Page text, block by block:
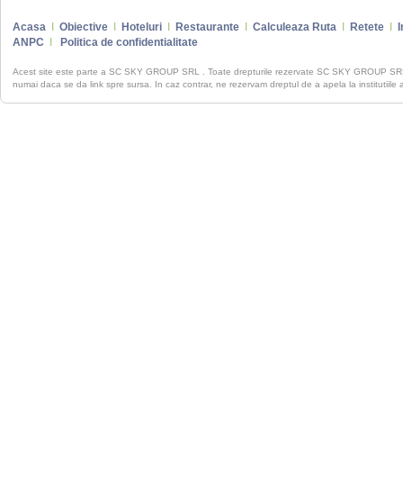
Acasa Obiective Hoteluri Restaurante Calculeaza Ruta Retete
ANPC
Politica de confidentialitate
Acest site este parte a SC SKY GROUP SRL . Toate drepturile rezervate SC SKY GROUP
numai daca se da link spre sursa. In caz contrar, ne rezervam dreptul de a apela la institutiile